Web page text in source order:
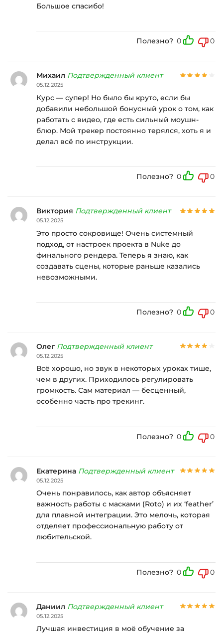
Большое спасибо!
Полезно? 0 0
Михаил Подтвержденный клиент
05.12.2025
Курс — супер! Но было бы круто, если бы
добавили небольшой бонусный урок о том, как
работать с видео, где есть сильный моушн-
блюр. Мой трекер постоянно терялся, хоть я и
делал всё по инструкции.
Полезно? 0 0
Виктория Подтвержденный клиент
05.12.2025
Это просто сокровище! Очень системный
подход, от настроек проекта в Nuke до
финального рендера. Теперь я знаю, как
создавать сцены, которые раньше казались
невозможными.
Полезно? 0 0
Олег Подтвержденный клиент
05.12.2025
Всё хорошо, но звук в некоторых уроках тише,
чем в других. Приходилось регулировать
громкость. Сам материал — бесценный,
особенно часть про трекинг.
Полезно? 0 0
Екатерина Подтвержденный клиент
05.12.2025
Очень понравилось, как автор объясняет
важность работы с масками (Roto) и их ‘feather’
для плавной интеграции. Это мелочь, которая
отделяет профессиональную работу от
любительской.
Полезно? 0 0
Даниил Подтвержденный клиент
05.12.2025
Лучшая инвестиция в моё обучение за